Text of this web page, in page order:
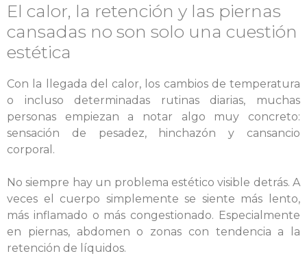
El calor, la retención y las piernas
cansadas no son solo una cuestión
estética
Con la llegada del calor, los cambios de temperatura
o incluso determinadas rutinas diarias, muchas
personas empiezan a notar algo muy concreto:
sensación de pesadez, hinchazón y cansancio
corporal.
No siempre hay un problema estético visible detrás. A
veces el cuerpo simplemente se siente más lento,
más inflamado o más congestionado. Especialmente
en piernas, abdomen o zonas con tendencia a la
retención de líquidos.